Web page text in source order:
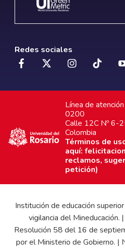
Redes sociales
Línea de
0200
Calle 12C Nº 6-
Colombia
Términos de
aquí:
reclamos,
petición)
Institución de educación
vigilancia del Mineducación.
Resolución 58 del 16 de
por el Ministerio de Gobierno. |